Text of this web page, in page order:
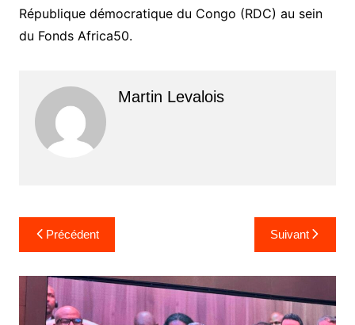
République démocratique du Congo (RDC) au sein
du Fonds Africa50.
Martin Levalois
Navigation
de
l’article
Précédent Suivant